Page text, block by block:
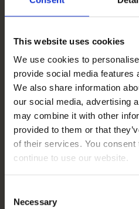
This website uses cookies
We use cookies to
provide social media features
We also share information
our social media, advertising
may combine it with other
provided to them or that
of their services. You
continue to use our website.
Selection
Necessary
klikniesz
oferty, to strata
rozpędu, który
Nie obchodź
warto)
Pokusa jest stara jak
nie przechodzi w
rodzi się genialny w